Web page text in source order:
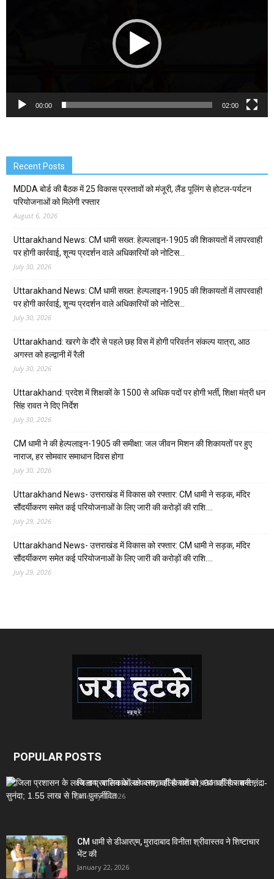
00:00 02:00
Recent Posts
MDDA बोर्ड की बैठक में 25 विकास प्रस्तावों को मंजूरी, लैंड पूलिंग से होटल-पर्यटन
परियोजनाओं को मिलेगी रफ्तार
August 6, 2026
Uttarakhand News: CM धामी सख्त: हेल्पलाइन-1905 की शिकायतों में लापरवाही
पर होगी कार्रवाई, शून्य प्रदर्शन वाले अधिकारियों को नोटिस…
July 30, 2026
Uttarakhand News: CM धामी सख्त: हेल्पलाइन-1905 की शिकायतों में लापरवाही
पर होगी कार्रवाई, शून्य प्रदर्शन वाले अधिकारियों को नोटिस…
July 30, 2026
Uttarakhand: खरगे के दौरे से पहले छह विस में होगी परिवर्तन संकल्प यात्रा, आठ
अगस्त को हल्द्वानी में रैली
July 30, 2026
Uttarakhand: प्रदेश में शिक्षकों के 1500 से अधिक पदों पर होगी भर्ती, शिक्षा मंत्री धन
सिंह रावत ने दिए निर्देश
July 30, 2026
CM धामी ने की हेल्पलाइन-1905 की समीक्षा: जल जीवन मिशन की शिकायतों पर हुए
नाराज, हर सोमवार समाधान दिवस होगा
July 30, 2026
Uttarakhand News- उत्तराखंड में विकास को रफ्तार: CM धामी ने सड़क, मंदिर
सौंदर्यीकरण समेत कई परियोजनाओं के लिए जारी की करोड़ों की राशि….
July 29, 2026
Uttarakhand News- उत्तराखंड में विकास को रफ्तार: CM धामी ने सड़क, मंदिर
सौंदर्यीकरण समेत कई परियोजनाओं के लिए जारी की करोड़ों की राशि….
July 29, 2026
POPULAR POSTS
जिला प्रशासन के लक्ष्य तय; बालिकाओं को बनाना ही है सशक्त;...
January 1, 2026
CM धामी से डीआरएम, मुरादाबाद विनीता श्रीवास्तव ने शिष्टाचार
भेंट की
January 22, 2026